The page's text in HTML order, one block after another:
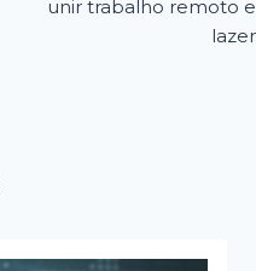
unir trabalho remoto e
lazer